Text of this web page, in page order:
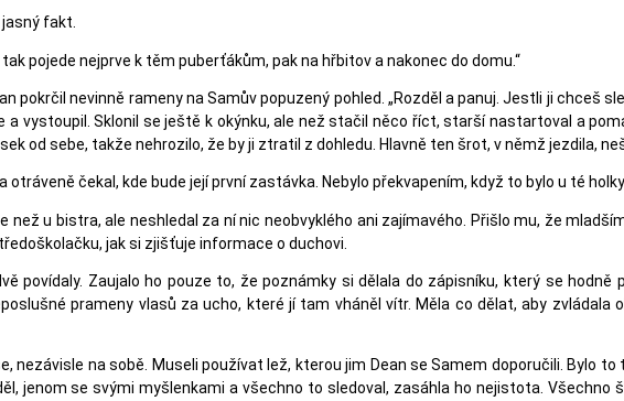
jasný fakt.
pojede nejprve k těm puberťákům, pak na hřbitov a nakonec do domu.“
pokrčil nevinně rameny na Samův popuzený pohled. „Rozděl a panuj. Jestli ji chceš
a vystoupil. Sklonil se ještě k okýnku, ale než stačil něco říct, starší nastartoval a
od sebe, takže nehrozilo, že by ji ztratil z dohledu. Hlavně ten šrot, v němž jezdila,
čekal, kde bude její první zastávka. Nebylo překvapením, když to bylo u té
než u bistra, ale neshledal za ní nic neobvyklého ani zajímavého. Přišlo mu, že
jak si zjišťuje informace o duchovi.
povídaly. Zaujalo ho pouze to, že poznámky si dělala do zápisníku, který se hodně
prameny vlasů za ucho, které jí tam vháněl vítr. Měla co dělat, aby zvládala
nezávisle na sobě. Museli používat lež, kterou jim Dean se Samem doporučili. Bylo
jenom se svými myšlenkami a všechno to sledoval, zasáhla ho nejistota. Všechno